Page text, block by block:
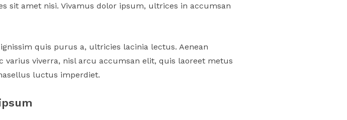
sit amet nisi. Vivamus dolor ipsum, ultrices in accumsan
quis purus a, ultricies lacinia lectus. Aenean
varius viverra, nisl arcu accumsan elit, quis laoreet metus
luctus imperdiet.